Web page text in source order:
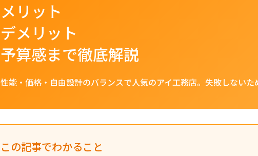
メリット
デメリット
予算感まで徹底解説
性能・価格・自由設計のバランスで人気のアイ工務店。失敗しないた
この記事でわかること